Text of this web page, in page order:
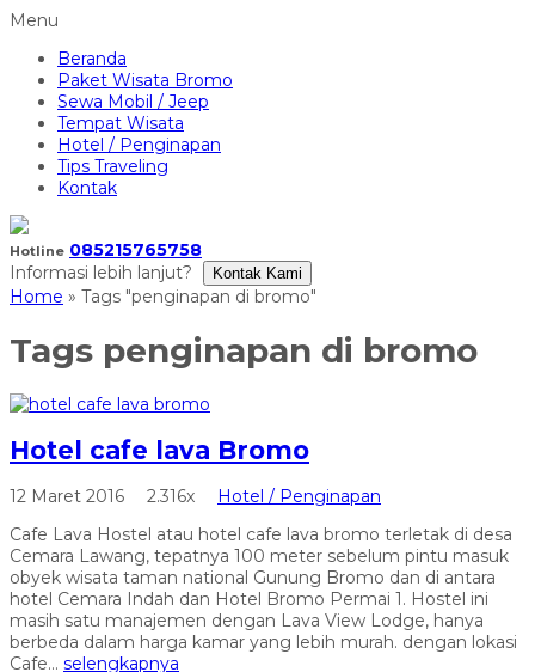
Menu
Beranda
Paket Wisata Bromo
Sewa Mobil / Jeep
Tempat Wisata
Hotel / Penginapan
Tips Traveling
Kontak
Hotline 085215765758
Informasi lebih lanjut?
Kontak Kami
Home » Tags "penginapan di bromo"
Tags penginapan di bromo
Hotel cafe lava Bromo
12 Maret 2016 2.316x
Hotel / Penginapan
Cafe Lava Hostel atau hotel cafe lava bromo terletak di desa
Cemara Lawang, tepatnya 100 meter sebelum pintu masuk
obyek wisata taman national Gunung Bromo dan di antara
hotel Cemara Indah dan Hotel Bromo Permai 1. Hostel ini
masih satu manajemen dengan Lava View Lodge, hanya
berbeda dalam harga kamar yang lebih murah. dengan lokasi
Cafe... selengkapnya